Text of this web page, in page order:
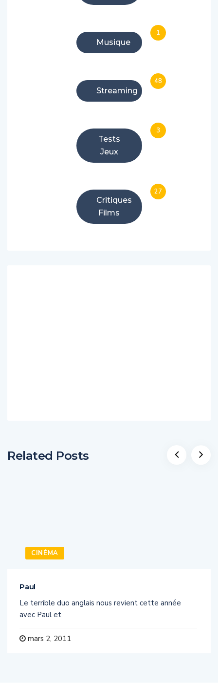
Musique
1
Streaming
48
Tests
Jeux
3
Critiques
Films
27
Related Posts
CINÉMA
Paul
Le terrible duo anglais nous revient cette année
avec Paul et
mars 2, 2011